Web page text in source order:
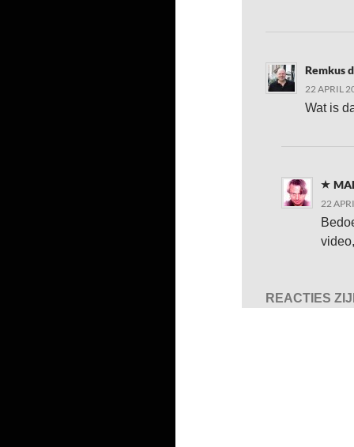
Remkus
22 APRIL
Wat is
22
REACTIES